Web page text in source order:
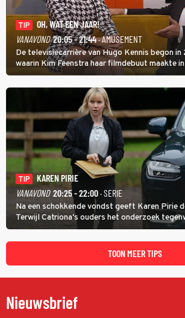
TIP
OH, WAT EEN JAAR!
VANAVOND 20:05 - 21:44· AMUSEMENT
De televisiecarrière van Hugo Kennis begon
waarin Kim Feenstra haar filmdebuut maakte
Oh, Wat een Jaar! wordt duidelijk wat ze nog
jaar waarin ze allebei eindtwintigers waren.
TIP
KAREN PIRIE
VANAVOND 20:25 - 22:00· SERIE
Na een schokkende vondst geeft Karen Pirie
Terwijl Catriona's ouders het onderzoek
speuren naar Adam. In deze slotaflevering
spoor via Frankrijk en Italië naar Malta.
TOON MEER TIPS
Nieuwsbrief